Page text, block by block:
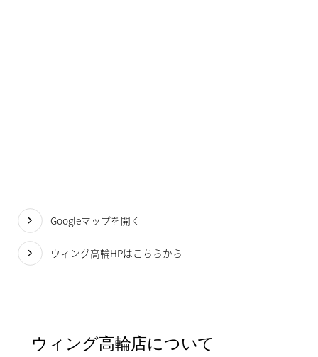
Googleマップを開く
ウィング高輪HPはこちらから
ウィング高輪店について